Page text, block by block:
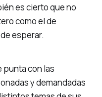
es cierto que no
como el de
esperar.
punta con las
y demandadas